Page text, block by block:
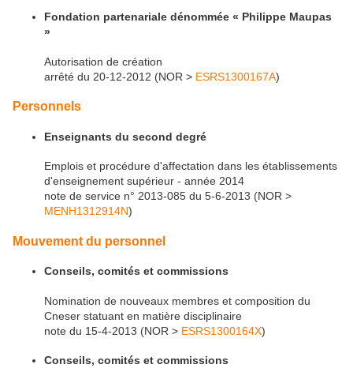
Fondation partenariale dénommée « Philippe Maupas
»
Autorisation de création
arrêté du 20-12-2012 (NOR > ESRS1300167A)
Personnels
Enseignants du second degré
Emplois et procédure d'affectation dans les établissements
d'enseignement supérieur - année 2014
note de service n° 2013-085 du 5-6-2013 (NOR >
MENH1312914N)
Mouvement du personnel
Conseils, comités et commissions
Nomination de nouveaux membres et composition du
Cneser statuant en matière disciplinaire
note du 15-4-2013 (NOR > ESRS1300164X)
Conseils, comités et commissions